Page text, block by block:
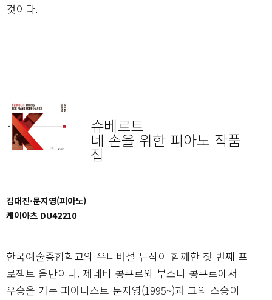
것이다.
슈베르트
네 손을 위한 피아노 작품
집
김대진·문지영(피아노)
케이아츠 DU42210
한국예술종합학교와 유니버설 뮤직이 함께한 첫 번째 프
로젝트 음반이다. 제네바 콩쿠르와 부소니 콩쿠르에서
우승을 거둔 피아니스트 문지영(1995~)과 그의 스승이